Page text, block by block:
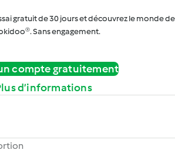
gratuit de 30 jours et découvrez le monde de
Sans engagement.
compte gratuitement
d’informations